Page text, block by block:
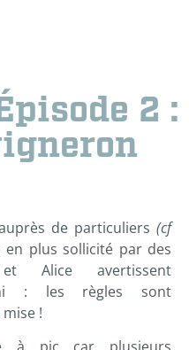
2 :
de particuliers (cf
en plus sollicité par des
et Alice avertissent
: les règles sont
!